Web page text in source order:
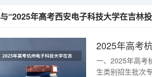
与“2025年高考西安电子科技大学在吉林
一、2025年高考
生类别招生批次